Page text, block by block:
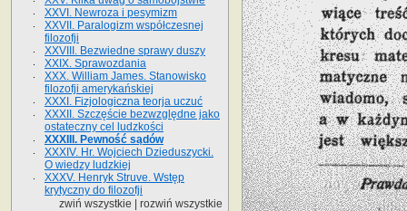
XXVI. Newroza i pesymizm
XXVII. Paralogizm współczesnej
filozofji
XXVIII. Bezwiedne sprawy duszy
XXIX. Sprawozdania
XXX. William James. Stanowisko
filozofji amerykańskiej
XXXI. Fizjologiczna teorja uczuć
XXXII. Szczęście bezwzględne jako
ostateczny cel ludzkości
XXXIII. Pewność sądów
XXXIV. Hr. Wojciech Dzieduszycki.
O wiedzy ludzkiej
XXXV. Henryk Struve. Wstęp
krytyczny do filozofji
zwiń wszystkie
rozwiń wszystkie